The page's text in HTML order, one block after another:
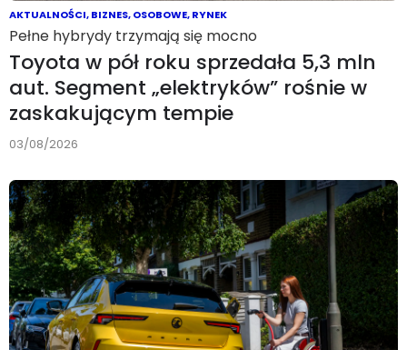
AKTUALNOŚCI,BIZNES,OSOBOWE,RYNEK
Pełne hybrydy trzymają się mocno
Toyota w pół roku sprzedała 5,3 mln
aut. Segment „elektryków” rośnie w
zaskakującym tempie
03/08/2026